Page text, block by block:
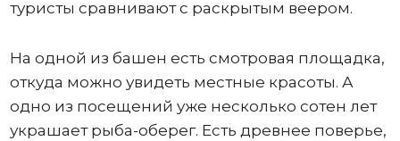
туристы сравнивают с раскрытым веером.
На одной из башен есть смотровая площадка,
откуда можно увидеть местные красоты. А
одно из посещений уже несколько сотен лет
украшает рыба-оберег. Есть древнее поверье,